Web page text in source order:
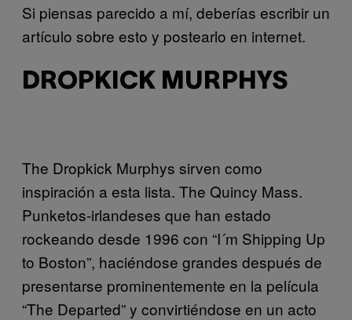
Si piensas parecido a mí, deberías escribir un
artículo sobre esto y postearlo en internet.
DROPKICK MURPHYS
The Dropkick Murphys sirven como
inspiración a esta lista. The Quincy Mass.
Punketos-irlandeses que han estado
rockeando desde 1996 con “I´m Shipping Up
to Boston”, haciéndose grandes después de
presentarse prominentemente en la película
“The Departed” y convirtiéndose en un acto